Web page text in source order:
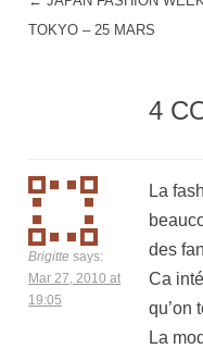
POST
TOKYO – 25 MARS
4
Brigitte says:
Mar 27, 2010 at
19:05
La
des
Ca
qu’on
La